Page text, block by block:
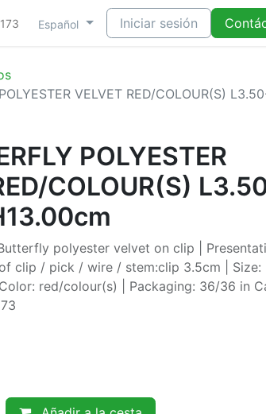
Español Iniciar sesión
VELVET RED/COLOUR(S)
POLYESTER
COLOUR(S)
polyester velvet on clip |
clip / pick / wire / stem:clip 3.5cm | Size:
red/colour(s) | Packaging: 36/36 in